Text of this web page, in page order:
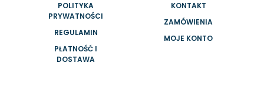
POLITYKA
PRYWATNOŚCI
REGULAMIN
PŁATNOŚĆ I
DOSTAWA
KONTAKT
ZAMÓWIENIA
MOJE KONTO